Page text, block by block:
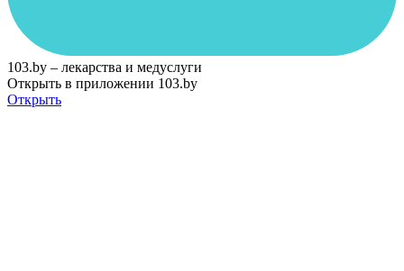
103.by – лекарства и медуслуги
Открыть в приложении 103.by
Открыть